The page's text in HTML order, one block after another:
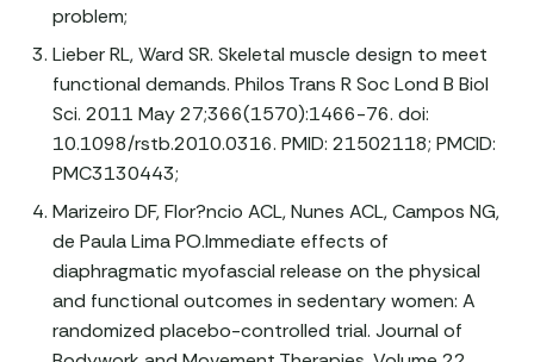
problem;
Lieber RL, Ward SR. Skeletal muscle design to meet
functional demands. Philos Trans R Soc Lond B Biol
Sci. 2011 May 27;366(1570):1466-76. doi:
10.1098/rstb.2010.0316. PMID: 21502118; PMCID:
PMC3130443;
Marizeiro DF, Flor?ncio ACL, Nunes ACL, Campos NG,
de Paula Lima PO.Immediate effects of
diaphragmatic myofascial release on the physical
and functional outcomes in sedentary women: A
randomized placebo-controlled trial. Journal of